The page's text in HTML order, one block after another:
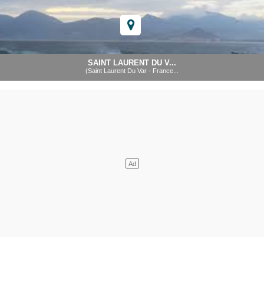
SAINT LAURENT DU V...
(Saint Laurent Du Var - France...